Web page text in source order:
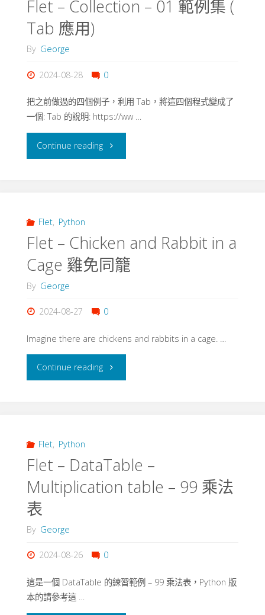
scissors
Flet – Collection – 01 範例集 (
Tab 應用)
By George
2024-08-28 0
把之前做過的四個例子，利用 Tab，將這四個程式變成了
一個: Tab 的說明: https://ww …
Continue reading"Flet
01
範
Tab
Flet, Python
Flet – Chicken and Rabbit in a
Cage 雞免同籠
By George
2024-08-27 0
Imagine there are chickens and rabbits in a cage. …
Continue reading"Flet
Rabbit
in
Flet, Python
Flet – DataTable –
Multiplication table – 99 乘法
表
By George
2024-08-26 0
這是一個 DataTable 的練習範例 – 99 乘法表，Python 版
本的請參考這 …